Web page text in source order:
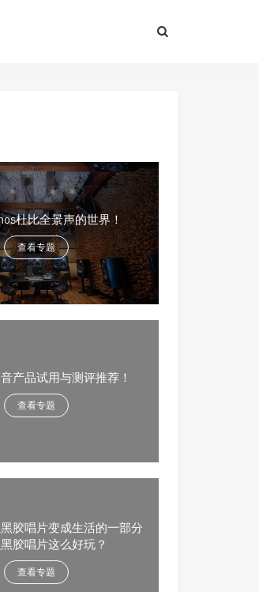
杜比全景声的世界！
查看专题
产品试用与测评推荐！
查看专题
胶唱片变成生活的一部分
胶唱片这么好玩？
查看专题